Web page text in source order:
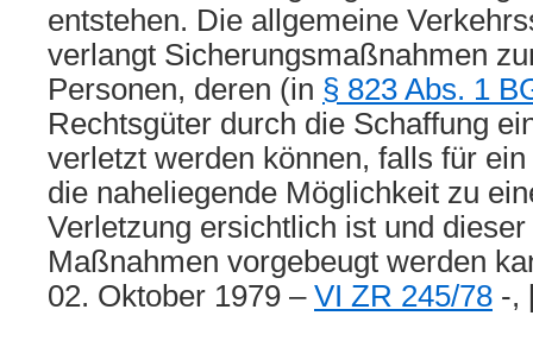
entstehen. Die allgemeine
verlangt Sicherungsmaßnahmen
Personen, deren (in § 823 Abs. 1
Rechtsgüter durch die Schaffung
verletzt werden können, falls für
die naheliegende Möglichkeit zu
Verletzung ersichtlich ist und
Maßnahmen vorgebeugt werden
02. Oktober 1979 – VI ZR 245/78 -,